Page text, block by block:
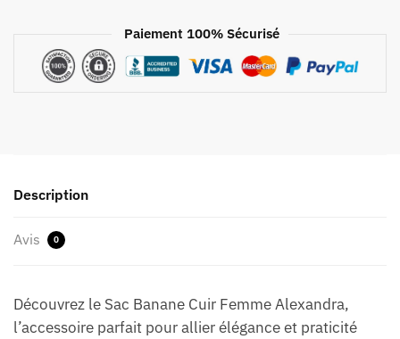
Paiement 100% Sécurisé
Description
Avis 0
Découvrez le Sac Banane Cuir Femme Alexandra,
l’accessoire parfait pour allier élégance et praticité